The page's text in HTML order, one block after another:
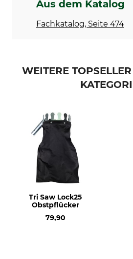
Aus dem Katalog
Fachkatalog, Seite 474
WEITERE
Tri Saw Lock25
Obstpflücker
79,90